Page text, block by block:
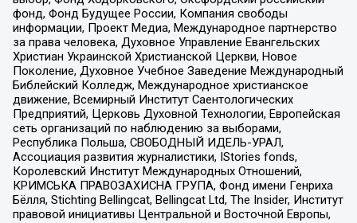
фонд, Фонд Будущее России, Компания свободы
информации, Проект Медиа, Международное партнерство
за права человека, Духовное Управление Евангельских
Христиан Украинской Христианской Церкви, Новое
Поколение, Духовное Учебное Заведение Международный
Библейский Колледж, Международное христианское
движение, Всемирный Институт Саентологических
Предприятий, Церковь Духовной Технологии, Европейская
сеть организаций по наблюдению за выборами,
Республика Польша, СВОБОДНЫЙ ИДЕЛЬ-УРАЛ,
Ассоциация развития журналистики, IStories fonds,
Королевский Институт Международных Отношений,
КРИМСЬКА ПРАВОЗАХИСНА ГРУПА, Фонд имени Генриха
Бёлля, Stichting Bellingcat, Bellingcat Ltd, The Insider, Институт
правовой инициативы Центральной и Восточной Европы,